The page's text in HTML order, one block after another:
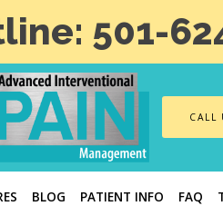
501-
CALL
BLOG PATIENT INFO FAQ